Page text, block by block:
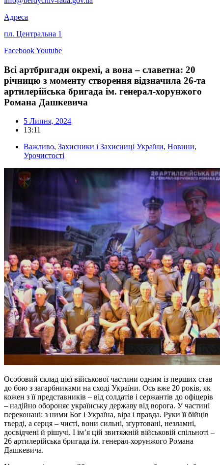
Адреса
пл. Центральна 1
FacebookYoutube
Всі артбригади окремі, а вона – славетна: 20
річницю з моменту створення відзначила 26-та
артилерійська бригада ім. генерал-хорунжого
Романа Дашкевича
5 Липня, 2024
13:11
Важливо, Захисники і Захисниці України, Новини,
Урочистості
Особовий склад цієї військової частини одним із перших став
до бою з загарбниками на сході України. Ось вже 20 років, як
кожен з її представників – від солдатів і сержантів до офіцерів
– надійно обороняє українську державу від ворога. У частині
переконані: з ними Бог і Україна, віра і правда. Руки її бійців
тверді, а серця – чисті, вони сильні, зґуртовані, незламні,
досвідчені й рішучі. І ім’я цій звитяжній військовій спільноті –
26 артилерійська бригада ім. генерал-хорунжого Романа
Дашкевича.